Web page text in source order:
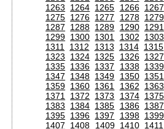
1263
1264 1265 1266 1267
1275 1276 1277 1278 1279
1287
1288 1289 1290 1291
1299 1300 1301 1302
1303
1311
1312 1313 1314 1315
1323
1324 1325 1326 1327
1335 1336 1337 1338 1339
1347
1348 1349 1350 1351
1359 1360 1361 1362
1363
1371
1372 1373 1374 1375
1383
1384 1385 1386 1387
1395 1396 1397 1398 1399
1407
1408 1409 1410 1411